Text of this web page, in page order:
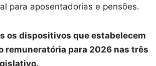
para aposentadorias e pensões.
os dispositivos que estabelecem
remuneratória para 2026 nas três